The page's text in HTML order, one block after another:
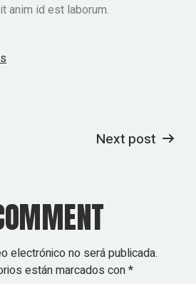
anim id est laborum.
Next post
electrónico no será publicada.
están marcados con*